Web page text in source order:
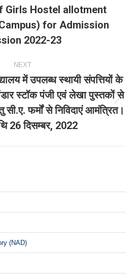
Previous
post:
Girls Hostel allotment
for Admission
2022-23
NEXT
post:
में उपलब्‍ध स्‍थायी संपत्तियों के
स्‍टॉक पंजी एवं लेखा पुस्‍तकों से
फर्मों से निविदाएं आमंत्रित।
26 दिसम्‍बर, 2022
(NAD)